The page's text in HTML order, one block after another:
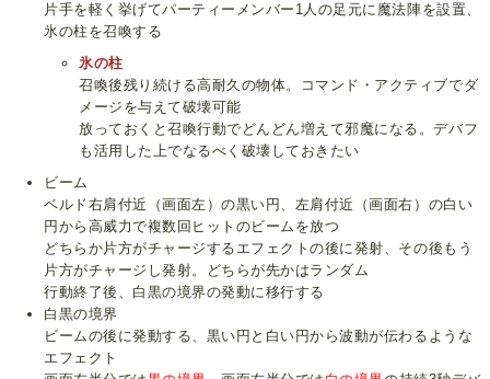
片手を軽く挙げてパーティーメンバー1人の足元に魔法陣を設置、
氷の柱を召喚する
氷の柱
召喚後残り続ける高耐久の物体。コマンド・アクティブでダ
メージを与えて破壊可能
放っておくと召喚行動でどんどん増えて邪魔になる。デバフ
も活用した上でなるべく破壊しておきたい
ビーム
ベルド右肩付近（画面左）の黒い円、左肩付近（画面右）の白い
円から高威力で複数回ヒットのビームを放つ
どちらか片方がチャージするエフェクトの後に発射、その後もう
片方がチャージし発射。どちらが先かはランダム
行動終了後、白黒の境界の発動に移行する
白黒の境界
ビームの後に発動する、黒い円と白い円から波動が伝わるような
エフェクト